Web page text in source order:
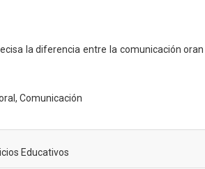
la diferencia entre la comunicación
Comunicación
Educativos